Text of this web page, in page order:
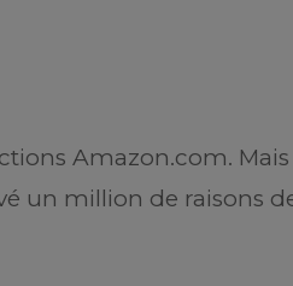
Amazon.com.
un million de raisons